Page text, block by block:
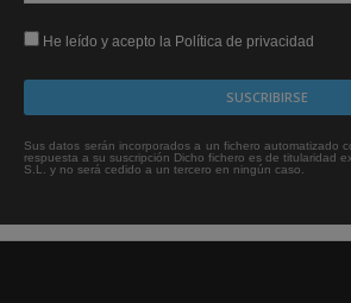
He leído y acepto la Política de privacidad
Sus datos serán incorporados a un fichero automatizado
respuesta a su suscripción Dicho fichero es de titularidad
S.L. y no será cedido a un tercero en ningún caso.